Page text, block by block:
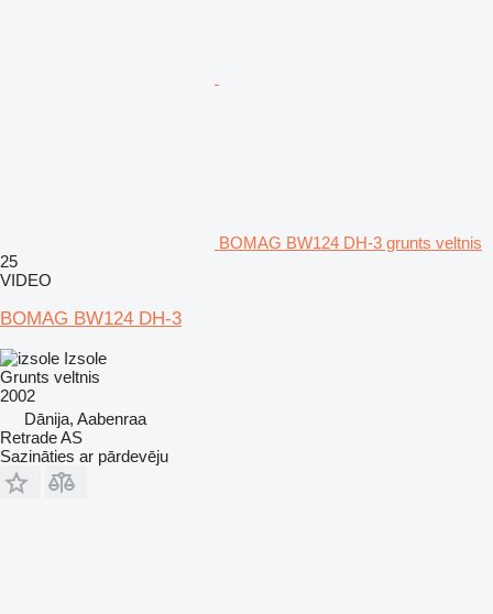
BOMAG BW124 DH-3 grunts veltnis
25
VIDEO
BOMAG BW124 DH-3
Izsole
Grunts veltnis
2002
Dānija, Aabenraa
Retrade AS
Sazināties ar pārdevēju